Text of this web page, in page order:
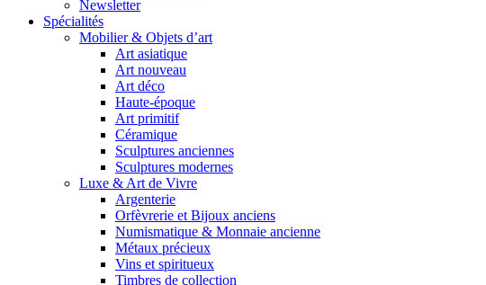
Newsletter
Spécialités
Mobilier & Objets d’art
Art asiatique
Art nouveau
Art déco
Haute-époque
Art primitif
Céramique
Sculptures anciennes
Sculptures modernes
Luxe & Art de Vivre
Argenterie
Orfèvrerie et Bijoux anciens
Numismatique & Monnaie ancienne
Métaux précieux
Vins et spiritueux
Timbres de collection